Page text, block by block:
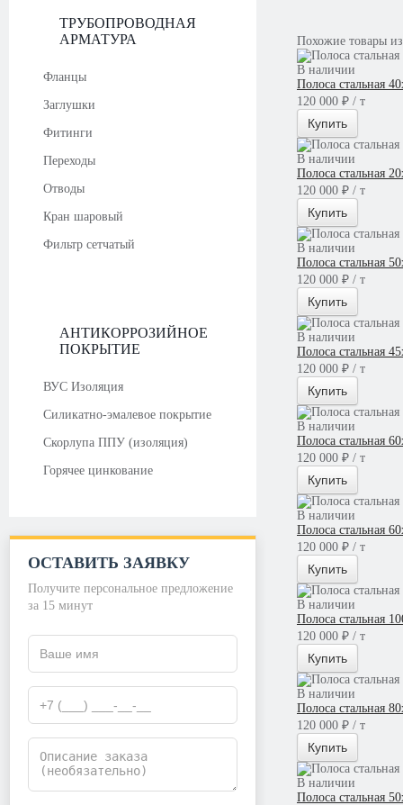
ТРУБОПРОВОДНАЯ
АРМАТУРА
Фланцы
Заглушки
Фитинги
Переходы
Отводы
Кран шаровый
Фильтр сетчатый
АНТИКОРРОЗИЙНОЕ
ПОКРЫТИЕ
ВУС Изоляция
Силикатно-эмалевое покрытие
Скорлупа ППУ (изоляция)
Горячее цинкование
ОСТАВИТЬ ЗАЯВКУ
Получите персональное предложение
за 15 минут
Похожие товары
В наличии
Полоса стальная
120 000 ₽ / т
Купить
В наличии
Полоса стальная
120 000 ₽ / т
Купить
В наличии
Полоса стальная
120 000 ₽ / т
Купить
В наличии
Полоса стальная
120 000 ₽ / т
Купить
В наличии
Полоса стальная
120 000 ₽ / т
Купить
В наличии
Полоса стальная
120 000 ₽ / т
Купить
В наличии
Полоса стальная
120 000 ₽ / т
Купить
В наличии
Полоса стальная
120 000 ₽ / т
Купить
В наличии
Полоса стальная